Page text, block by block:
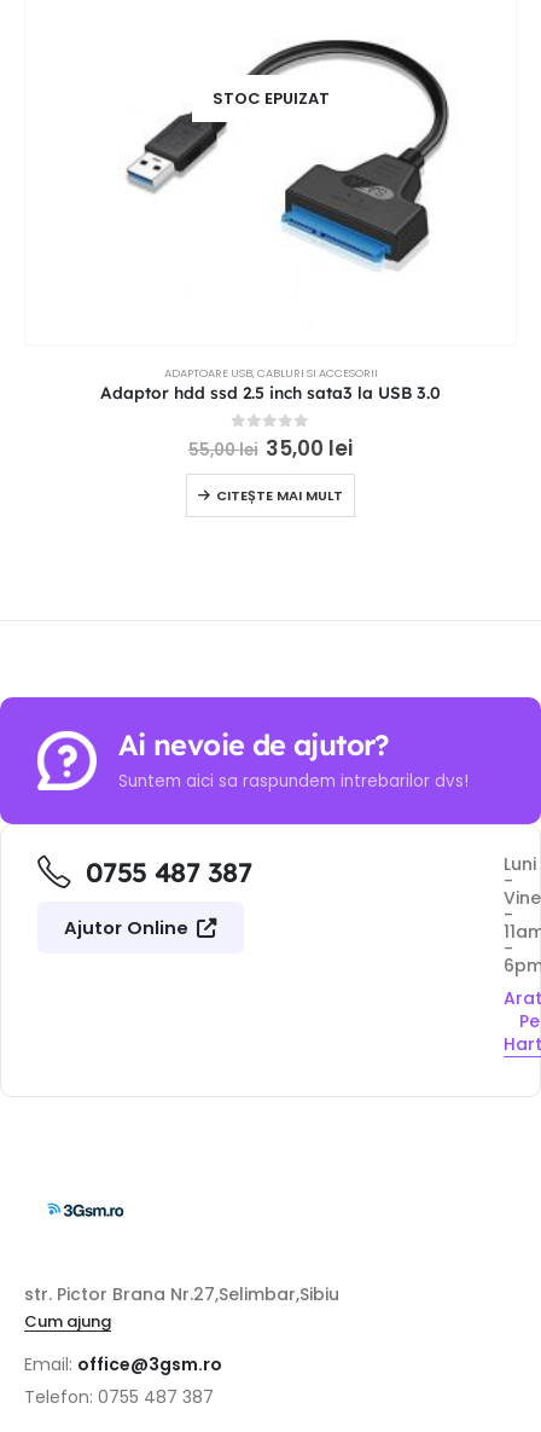
STOC EPUIZAT
ADAPTOARE USB,CABLURI SI ACCESORII
Adaptor hdd ssd 2.5 inch sata3 la USB 3.0
out of 5
55,00lei 35,00 lei
CITEȘTE MAI MULT
Ai nevoie de ajutor?
Suntem aici sa raspundem intrebarilor dvs!
0755 487 387
Ajutor Online
Luni
-
-
-
Pe
str. Pictor Brana Nr.27,Selimbar,Sibiu
Cum ajung
Email: office@3gsm.ro
Telefon: 0755 487 387